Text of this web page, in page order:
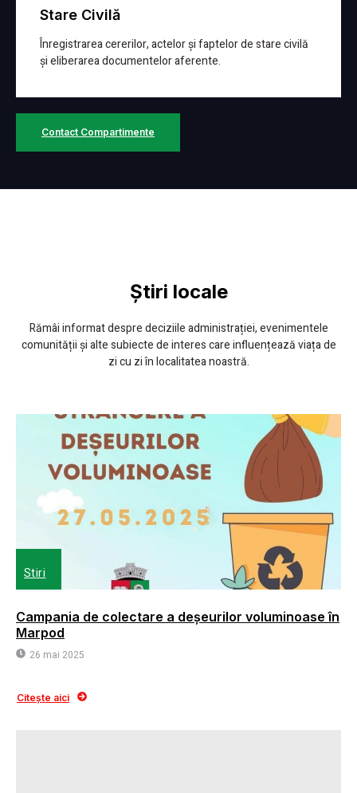
Stare Civilă
Înregistrarea cererilor, actelor și faptelor de stare civilă
și eliberarea documentelor aferente.
Contact Compartimente
Știri locale
Rămâi informat despre deciziile administrației, evenimentele
comunității și alte subiecte de interes care influențează viața de
zi cu zi în localitatea noastră.
Stiri
Campania de colectare a deșeurilor voluminoase în
Marpod
26 mai 2025
Citește aici